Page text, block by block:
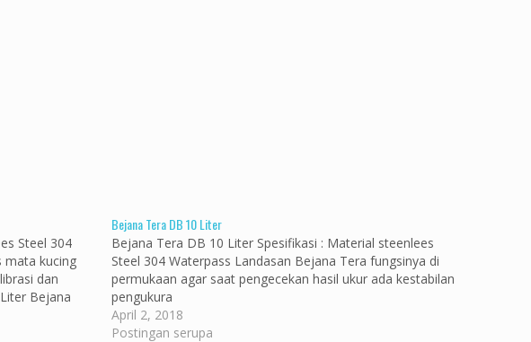
Steel 304
mata kucing
dan
Bejana
Bejana Tera DB 10 Liter
Bejana Tera DB 10 Liter Spesifikasi : Material steenlees
Steel 304 Waterpass Landasan Bejana Tera fungsinya di
permukaan agar saat pengecekan hasil ukur ada kestabilan
pengukura
April 2, 2018
Postingan serupa